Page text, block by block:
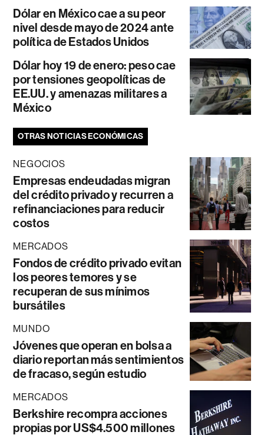
Dólar en México cae a su peor
nivel desde mayo de 2024 ante
política de Estados Unidos
Dólar hoy 19 de enero: peso cae
por tensiones geopolíticas de
EE.UU. y amenazas militares a
México
OTRAS NOTICIAS ECONÓMICAS
NEGOCIOS
Empresas endeudadas migran
del crédito privado y recurren a
refinanciaciones para reducir
costos
MERCADOS
Fondos de crédito privado evitan
los peores temores y se
recuperan de sus mínimos
bursátiles
MUNDO
Jóvenes que operan en bolsa a
diario reportan más sentimientos
de fracaso, según estudio
MERCADOS
Berkshire recompra acciones
propias por US$4.500 millones